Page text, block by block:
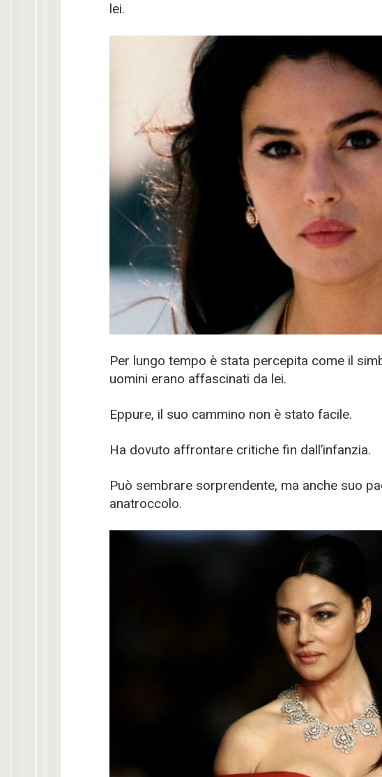
lei.
Per lungo tempo è stata percepita come il
uomini erano affascinati da lei.
Eppure, il suo cammino non è stato facile.
Ha dovuto affrontare critiche fin dall’infanzia.
Può sembrare sorprendente, ma anche suo
anatroccolo.